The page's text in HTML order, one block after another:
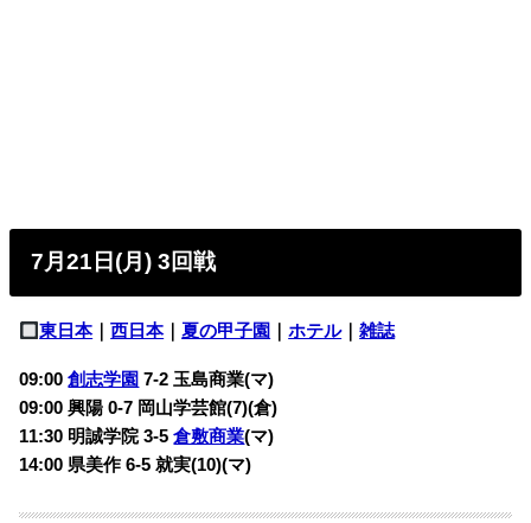
7月21日(月) 3回戦
東日本｜西日本｜夏の甲子園 ｜ホテル｜雑誌
09:00創志学園 7-2 玉島商業(マ)
09:00 興陽 0-7 岡山学芸館(7)(倉)
11:30 明誠学院 3-5倉敷商業(マ)
14:00 県美作 6-5就実(10)(マ)